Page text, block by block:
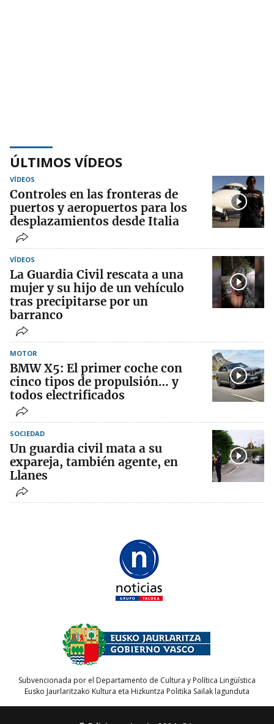
ÚLTIMOS VÍDEOS
VÍDEOS
Controles en las fronteras de
puertos y aeropuertos para los
desplazamientos desde Italia
VÍDEOS
La Guardia Civil rescata a una
mujer y su hijo de un vehículo
tras precipitarse por un
barranco
MOTOR
BMW X5: El primer coche con
cinco tipos de propulsión… y
todos electrificados
SOCIEDAD
Un guardia civil mata a su
expareja, también agente, en
Llanes
Subvencionada por el Departamento de Cultura y Política Lingüística
Eusko Jaurlaritzako Kultura eta Hizkuntza Politika Sailak lagunduta